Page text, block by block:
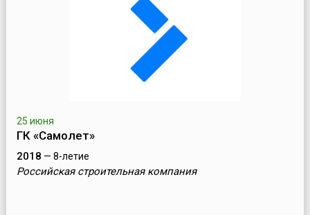
25 июня
ГК «Самолет»
2018 — 8-летие
Российская строительная компания